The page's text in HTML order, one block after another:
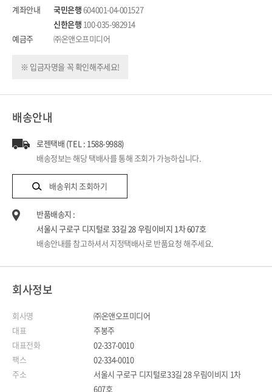
계좌안내 국민은행604001-04-001527
신한은행 100-035-982914
예금주
㈜온앤오프미디어
※ 입금자명을 꼭 확인해주세요!
배송안내
로젠택배 (TEL : 1588-9988)
배송정보는 해당 택배사를 통해 조회가 가능하십니다.
배송위치 조회하기
반품배송지 :
서울시 구로구 디지털로 33길 28 우림이비지 1차 607호
배송안내를 참고하셔서 지정택배사로 반품요청 해주세요.
회사정보
회사명
㈜온앤오프미디어
대표
주봉주
대표전화
02-337-0010
팩스
02-334-0010
주소
서울시 구로구 디지털로33길 28 우림이비지 1차
607호